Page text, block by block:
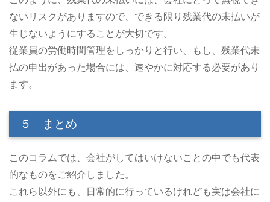
ないリスクがありますので、できる限り残業代の未払いが
生じないようにすることが大切です。
従業員の労働時間管理をしっかりと行い、もし、残業代未
払の申出があった場合には、速やかに対応する必要があり
ます。
５ まとめ
このコラムでは、会社がしてはいけないことの中でも代表
的なものをご紹介しました。
これら以外にも、日常的に行っているけれども実は会社に